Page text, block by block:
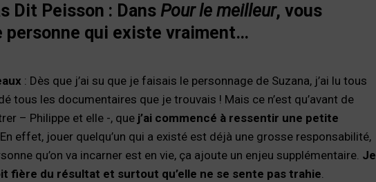
Dit Peisson : Dans Pour le meilleur, vous
personne qui existe vraiment…
: Dès que j’ai su que je faisais le personnage de Suzana, j’ai lu tous
tous les documentaires que je trouvais ! Mais ce n’est qu’avant de
– Philippe et elle -, que j’ai commencé à ressentir une petite
En effet, jouer quelqu’un qui a existé est déjà une grosse responsabilité,
qu’on va incarner est en vie, ça ajoute un enjeu supplémentaire. Je
fière du résultat et surtout qu’elle ne se sente pas trahie.